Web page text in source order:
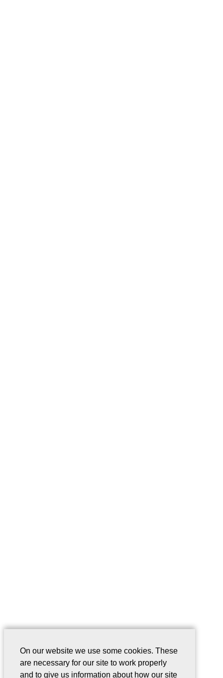
On our website we use some cookies. These
are necessary for our site to work properly
and to give us information about how our site